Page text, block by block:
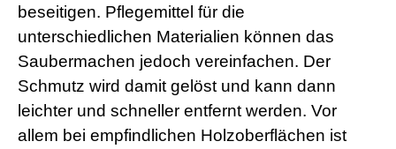
beseitigen. Pflegemittel für die
unterschiedlichen Materialien können das
Saubermachen jedoch vereinfachen. Der
Schmutz wird damit gelöst und kann dann
leichter und schneller entfernt werden. Vor
allem bei empfindlichen Holzoberflächen ist